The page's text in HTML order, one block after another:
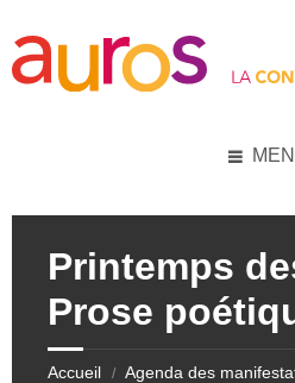
content
left
sidebar
right
sidebar
footer
Printemps
Prose
Accueil / Agenda des